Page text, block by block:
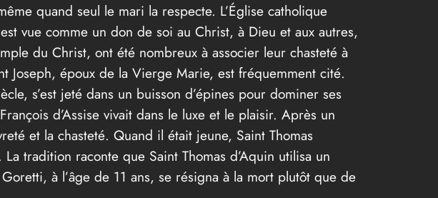
quand seul le mari la respecte. L’Église catholique
vue comme un don de soi au Christ, à Dieu et aux autres,
du Christ, ont été nombreux à associer leur chasteté à
Joseph, époux de la Vierge Marie, est fréquemment cité.
s’est jeté dans un buisson d’épines pour dominer ses
d’Assise vivait dans le luxe et le plaisir. Après un
et la chasteté. Quand il était jeune, Saint Thomas
tradition raconte que Saint Thomas d’Aquin utilisa un
à l’âge de 11 ans, se résigna à la mort plutôt que de